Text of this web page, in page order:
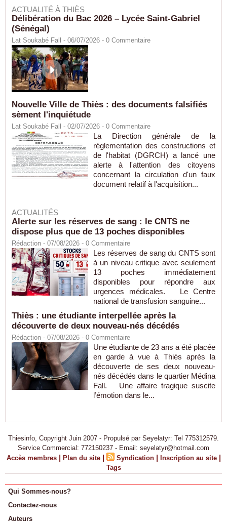
ACTUALITÉ À THIÈS
Délibération du Bac 2026 – Lycée Saint-Gabriel
(Sénégal)
Lat Soukabé Fall - 06/07/2026 - 0 Commentaire
Nouvelle Ville de Thiès : des documents falsifiés
sèment l'inquiétude
Lat Soukabé Fall - 02/07/2026 - 0 Commentaire
La Direction générale de la
réglementation des constructions et
de l'habitat (DGRCH) a lancé une
alerte à l'attention des citoyens
concernant la circulation d'un faux
document relatif à l'acquisition...
ACTUALITÉS
Alerte sur les réserves de sang : le CNTS ne
dispose plus que de 13 poches disponibles
Rédaction - 07/08/2026 - 0 Commentaire
Les réserves de sang du CNTS sont
à un niveau critique avec seulement
13 poches immédiatement
disponibles pour répondre aux
urgences médicales. Le Centre
national de transfusion sanguine...
Thiès : une étudiante interpellée après la
découverte de deux nouveau-nés décédés
Rédaction - 07/08/2026 - 0 Commentaire
Une étudiante de 23 ans a été placée
en garde à vue à Thiès après la
découverte de ses deux nouveau-
nés décédés dans le quartier Médina
Fall. Une affaire tragique suscite
l’émotion dans le...
Thiesinfo, Copyright Juin 2007 - Propulsé par Seyelatyr: Tel 775312579.
Service Commercial: 772150237 - Email: seyelatyr@hotmail.com
Accès membres | Plan du site | Syndication | Inscription au site |
Tags
Qui Sommes-nous?
Contactez-nous
Auteurs